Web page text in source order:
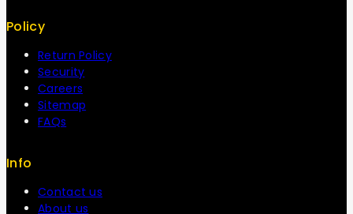
Policy
Return Policy
Security
Careers
Sitemap
FAQs
Info
Contact us
About us